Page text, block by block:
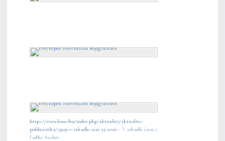
https://www.luno.hu/index.php/aktuality/aktuality-
publicistika/33939-v-zrkadle-asu-33-2026 - V zrkadle času /
ĽuNo-Archív: